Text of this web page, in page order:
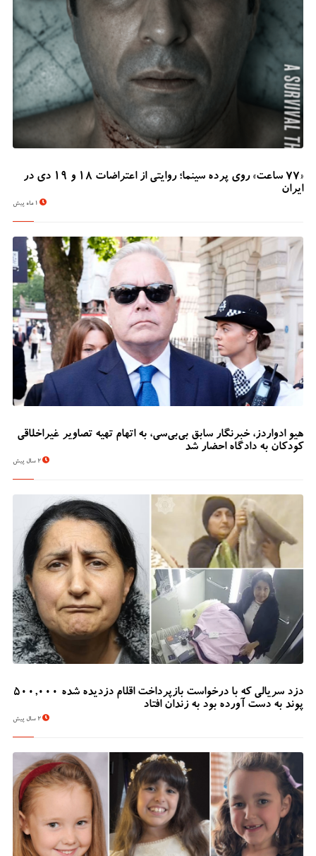
«۷۷ ساعت» روی پرده سینما؛ روایتی از اعتراضات ۱۸ و ۱۹ دی در
ایران
هیو ادواردز، خبرنگار سابق بی‌بی‌سی، به اتهام تهیه تصاویر غیراخلاقی
کودکان به دادگاه احضار شد
2 سال پیش
دزد سریالی که با درخواست بازپرداخت اقلام دزدیده شده 500,000
پوند به دست آورده بود به زندان افتاد
2 سال پیش